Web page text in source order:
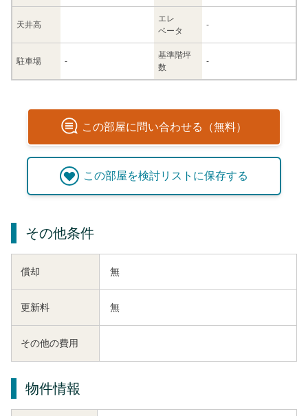
天井高
エレ
ベータ
-
駐車場 -
基準階坪
数
-
この部屋に問い合わせる（無料）
この部屋を検討リストに保存する
その他条件
償却 無
更新料 無
その他の費用
物件情報